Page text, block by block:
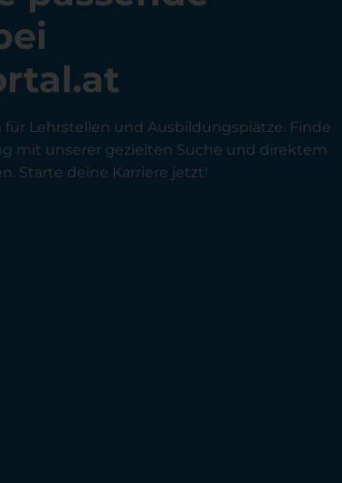
Lehrstellen und Ausbildungsplätze. Finde
mit unserer gezielten Suche und direktem
Starte deine Karriere jetzt!